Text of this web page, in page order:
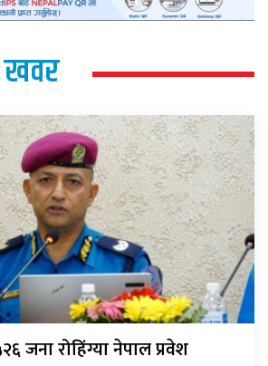
खवर
जना रोहिंग्या नेपाल प्रवेश